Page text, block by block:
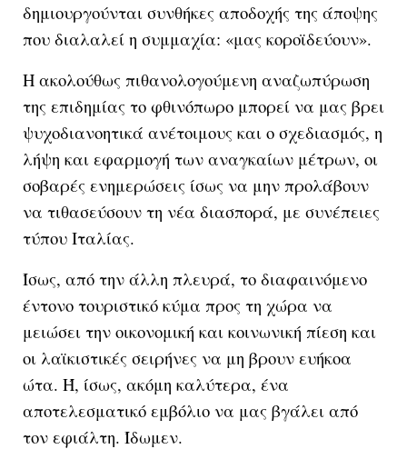
δημιουργούνται συνθήκες αποδοχής της άποψης
που διαλαλεί η συμμαχία: «μας κοροϊδεύουν».
Η ακολούθως πιθανολογούμενη αναζωπύρωση
της επιδημίας το φθινόπωρο μπορεί να μας βρει
ψυχοδιανοητικά ανέτοιμους και ο σχεδιασμός, η
λήψη και εφαρμογή των αναγκαίων μέτρων, οι
σοβαρές ενημερώσεις ίσως να μην προλάβουν
να τιθασεύσουν τη νέα διασπορά, με συνέπειες
τύπου Ιταλίας.
Ίσως, από την άλλη πλευρά, το διαφαινόμενο
έντονο τουριστικό κύμα προς τη χώρα να
μειώσει την οικονομική και κοινωνική πίεση και
οι λαϊκιστικές σειρήνες να μη βρουν ευήκοα
ώτα. Ή, ίσως, ακόμη καλύτερα, ένα
αποτελεσματικό εμβόλιο να μας βγάλει από
τον εφιάλτη. Ίδωμεν.